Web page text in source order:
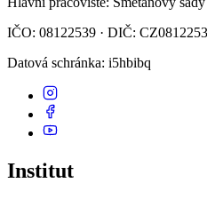
IČO: 08122539 · DIČ:
Datová schránka: i5hbibq
Institut